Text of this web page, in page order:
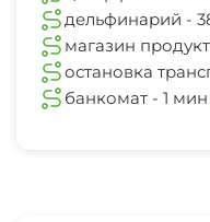
дельфинарий -
магазин
остановка
банкомат - 1 мин